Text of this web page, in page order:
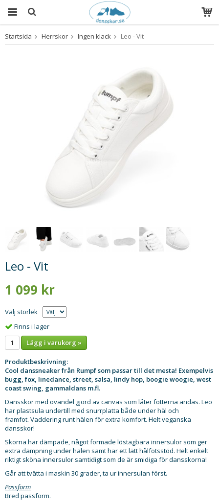
Produkten har blivit tillagd i varukorgen
Startsida Herrskor Ingen klack Leo - Vit
Leo - Vit
1 099 kr
Välj storlek
Finns i lager
Lägg i varukorg »
Produktbeskrivning:
Cool danssneaker från Rumpf som passar till det mesta! Exempelvis
bugg, fox, linedance, street, salsa, lindy hop, boogie woogie, west
coast swing, gammaldans m.fl.
Dansskor med ovandel gjord av canvas som låter fötterna andas. Leo
har plastsula undertill med snurrplatta både under häl och
framfot. Vaddering runt hälen för extra komfort. Helt veganska
dansskor!
Skorna har dämpade, något formade löstagbara innersulor som ger
extra dämpning under hälen samt har ett lätt hålfotsstöd. Helt enkelt
riktigt sköna innersulor samtidigt som de är smidiga för dansskorna!
Går att tvätta i maskin 30 grader, ta ur innersulan först.
Passform
Bred passform.